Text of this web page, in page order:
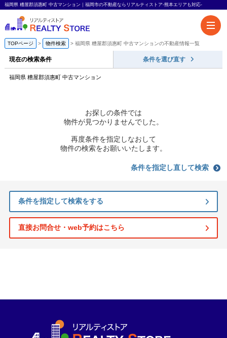
福岡県 糟屋郡須惠町 中古マンション｜福岡市の不動産ならリアルティストア-熊本エリアも対応-
TOPページ 物件検索 福岡県 糟屋郡須惠町 中古マンションの不動産情報一覧
現在の検索条件 条件を選び直す
福岡県 糟屋郡須惠町 中古マンション
お探しの条件では
物件が見つかりませんでした。
再度条件を指定しなおして
物件の検索をお願いいたします。
条件を指定し直して検索
条件を指定して検索をする
直接お問合せ・web予約はこちら